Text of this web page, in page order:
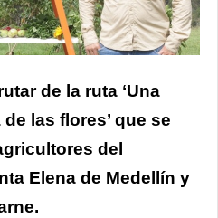
de la ruta ‘Una
las flores’ que se
del
Elena de Medellín y